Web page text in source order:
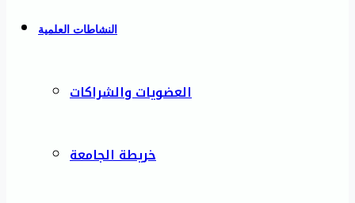
النشاطات العلمية
العضويات والشراكات
خريطة الجامعة